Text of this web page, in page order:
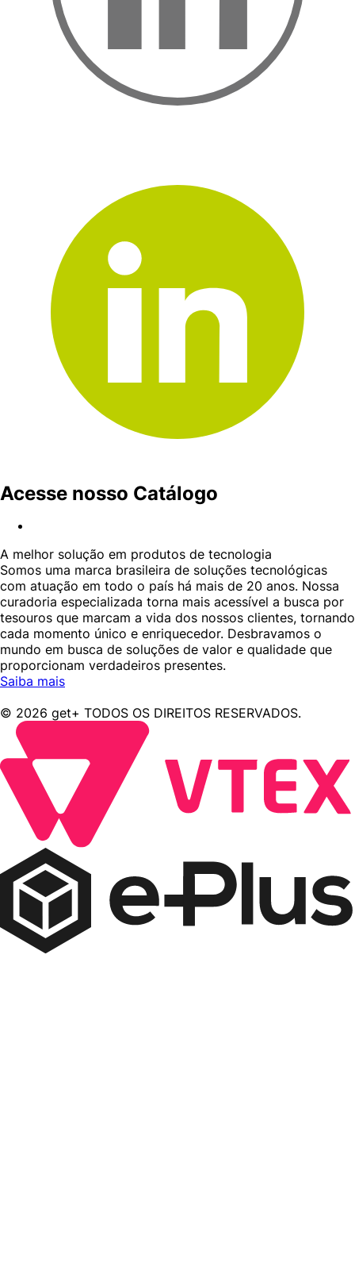
Acesse nosso Catálogo
A melhor solução em produtos de tecnologia
Somos uma marca brasileira de soluções tecnológicas
com atuação em todo o país há mais de 20 anos. Nossa
curadoria especializada torna mais acessível a busca por
tesouros que marcam a vida dos nossos clientes, tornando
cada momento único e enriquecedor. Desbravamos o
mundo em busca de soluções de valor e qualidade que
proporcionam verdadeiros presentes.
Saiba mais
© 2026 get+ TODOS OS DIREITOS RESERVADOS.